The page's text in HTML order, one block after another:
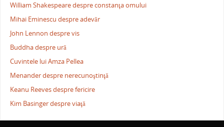
William Shakespeare despre constanţa omului
Mihai Eminescu despre adevăr
John Lennon despre vis
Buddha despre ură
Cuvintele lui Amza Pellea
Menander despre nerecunoştinţă
Keanu Reeves despre fericire
Kim Basinger despre viaţă